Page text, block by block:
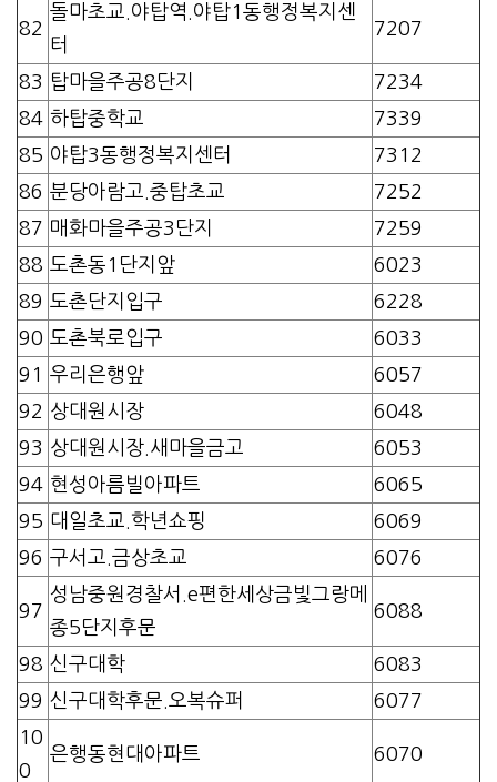
82
돌마초교.야탑역.야탑1동행정복지센
터
7207
83 탑마을주공8단지
7234
84 하탑중학교
7339
85 야탑3동행정복지센터
7312
86 분당아람고.중탑초교
7252
87 매화마을주공3단지
7259
88 도촌동1단지앞
6023
89 도촌단지입구
6228
90 도촌북로입구
6033
91
우리은행앞
6057
92 상대원시장
6048
93 상대원시장.새마을금고
6053
94 현성아름빌아파트
6065
95 대일초교.학년쇼핑
6069
96 구서고.금상초교 6076
97
성남중원경찰서.e편한세상금빛그랑메
종5단지후문
6088
98 신구대학
6083
99 신구대학후문.오복슈퍼
6077
10
0
은행동현대아파트 6070